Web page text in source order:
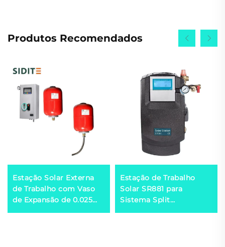
Produtos Recomendados
Estação Solar Externa
de Trabalho com Vaso
de Expansão de 0.025
Estação de Trabalho
Solar SR881 para
Sistema Split